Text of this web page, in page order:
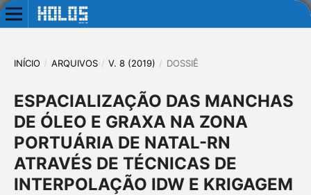
INÍCIO / ARQUIVOS / V. 8 (2019) / DOSSIÊ
ESPACIALIZAÇÃO DAS MANCHAS
DE ÓLEO E GRAXA NA ZONA
PORTUÁRIA DE NATAL-RN
ATRAVÉS DE TÉCNICAS DE
INTERPOLAÇÃO IDW E KRIGAGEM